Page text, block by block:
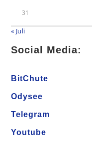
31
« Juli
Social Media:
BitChute
Odysee
Telegram
Youtube